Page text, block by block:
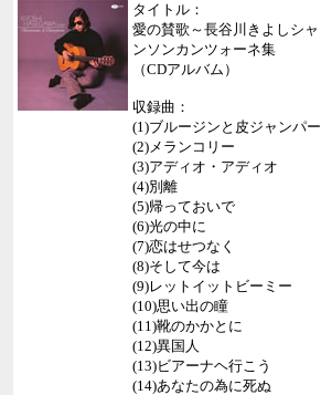
タイトル：
愛の賛歌～長谷川きよしシャ
ンソンカンツォーネ集
（CDアルバム）
収録曲：
(1)ブルージンと皮ジャンパー
(2)メランコリー
(3)アディオ・アディオ
(4)別離
(5)帰っておいで
(6)光の中に
(7)恋はせつなく
(8)そして今は
(9)レットイットビーミー
(10)思い出の瞳
(11)靴のかかとに
(12)異国人
(13)ビアーナヘ行こう
(14)あなたの為に死ぬ